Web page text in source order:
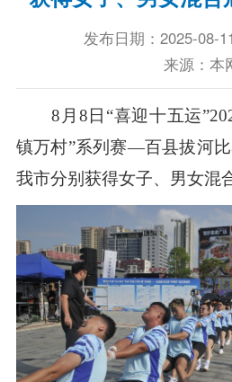
发布日期：2025-08-
来源：本
8月8日“喜迎十五运
镇万村”系列赛—百县拔河比
我市分别获得女子、男女混